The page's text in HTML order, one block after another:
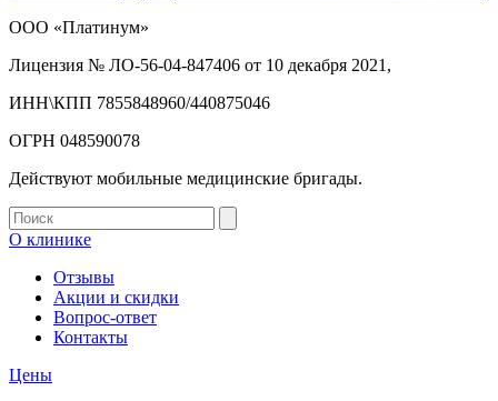
ООО «Платинум»
Лицензия № ЛО-56-04-847406 от 10 декабря 2021,
ИНН\КПП 7855848960/440875046
ОГРН 048590078
Действуют мобильные медицинские бригады.
О клинике
Отзывы
Акции и скидки
Вопрос-ответ
Контакты
Цены